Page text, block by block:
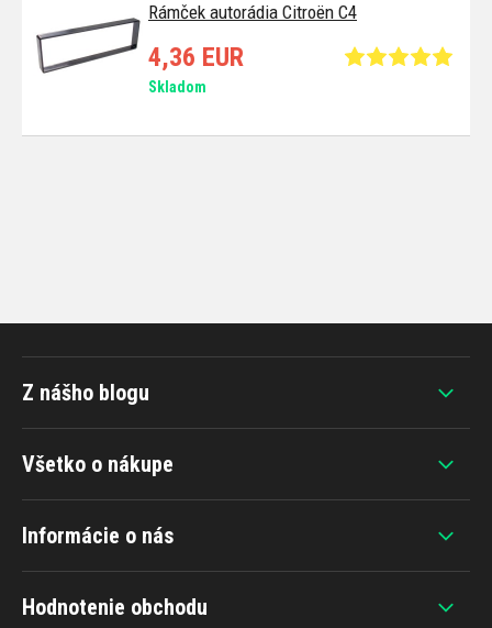
Rámček autorádia Citroën C4
4,36 EUR
Skladom
Všetko o nákupe
Informácie o nás
Hodnotenie obchodu
Z nášho blogu